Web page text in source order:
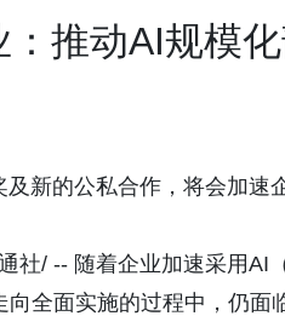
推动AI规模
新的公私合作，将会加速
社/ -- 随着企业加速采用AI
全面实施的过程中，仍